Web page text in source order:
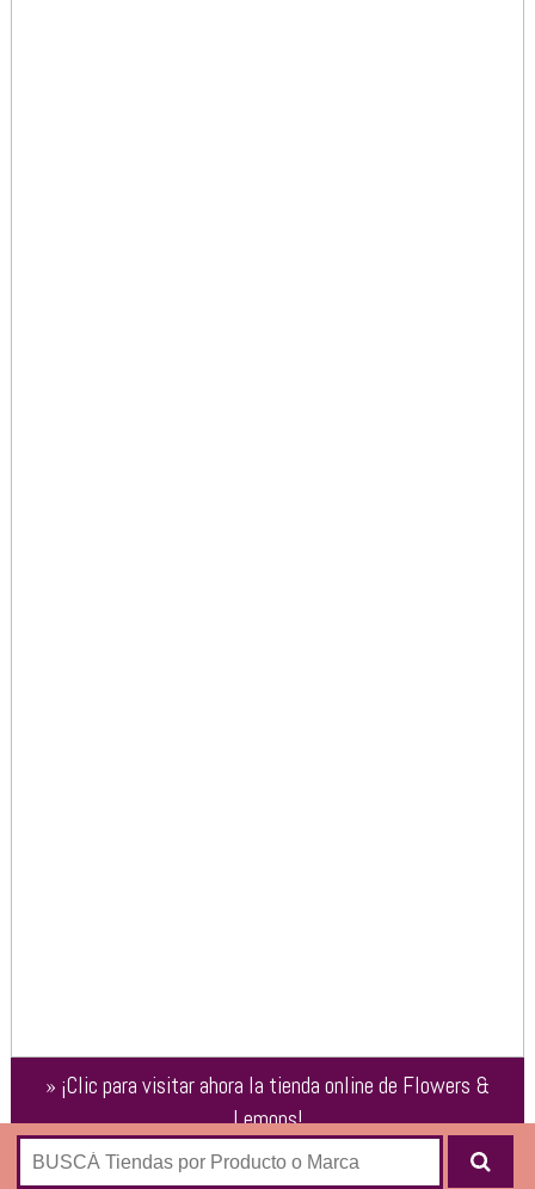
» ¡Clic para visitar ahora la tienda online de Flowers &
Lemons!
Tienda de lencería y trajes de baño: